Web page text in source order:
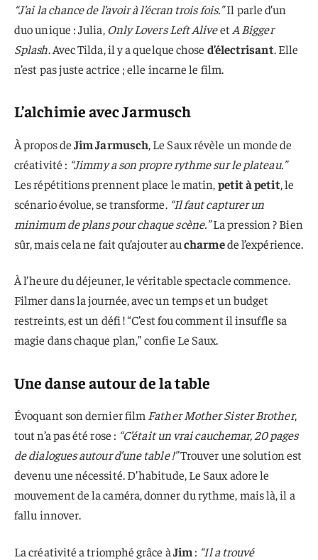
“J’ai la chance de l’avoir à l’écran trois fois.”Il parle d’un
duo unique : Julia,Only Lovers Left AliveetA Bigger
Splash. Avec Tilda, il y a quelque chose d’électrisant. Elle
n’est pas juste actrice ; elle incarne le film.
L’alchimie avec Jarmusch
À propos deJim Jarmusch, Le Saux révèle un monde de
créativité : “Jimmy a son propre rythme sur le plateau.”
Les répétitions prennent place le matin,petit à petit, le
scénario évolue, se transforme. “Il faut capturer un
minimum de plans pour chaque scène.”La pression ? Bien
sûr, mais cela ne fait qu’ajouter aucharmede l’expérience.
À l’heure du déjeuner, le véritable spectacle commence.
Filmer dans la journée, avec un temps et un budget
restreints, est un défi ! “C’est fou comment il insuffle sa
magie dans chaque plan,” confie Le Saux.
Une danse autour de la table
Évoquant son dernier film Father Mother Sister Brother,
tout n’a pas été rose : “C’était un vrai cauchemar, 20 pages
de dialogues autour d’une table !”Trouver une solution est
devenu une nécessité. D’habitude, Le Saux adore le
mouvement de la caméra, donner du rythme, mais là, il a
fallu innover.
La créativité a triomphé grâce àJim : “Il a trouvé